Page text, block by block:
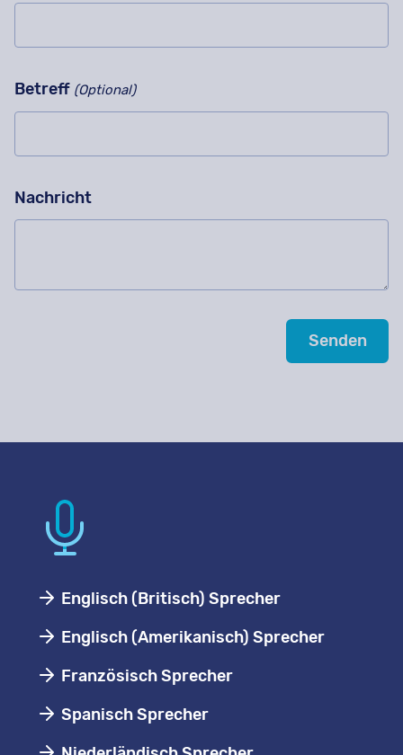
Betreff (Optional)
Nachricht
Englisch (Britisch) Sprecher
Englisch (Amerikanisch) Sprecher
Französisch Sprecher
Spanisch Sprecher